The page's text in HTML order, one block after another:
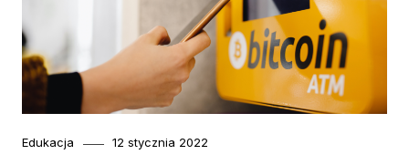
Category
Edukacja
Posted
12 stycznia 2022